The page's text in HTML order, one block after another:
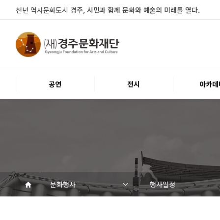
천년 역사문화도시 경주, 시민과 함께 문화와 예술의 미래를 열다.
공연 전시 아카
문화행사
행사일정
공연
공연일정
객석안내
티켓안내
문화나눔티켓
공연예절·서비스
전시 전시일정
전시연계교육신청
알천미술관소장품
전시예절·서비스
아카데미 교육일정
문화행사 행사일정
행사소개
대관 대관공고·절차
대관운영조례
대관신청
시설소개 경주예술의전당
경주문화관1918
시립예술단
열린마당 공지사항
자료실
Q&A
우수고객
경주문화재단 인사말
재단소개
조직도
ESG 윤리·경영
경영공시
오시는길